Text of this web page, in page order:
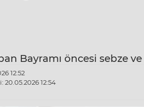
Bayramı öncesi sebze
12:52
12:54